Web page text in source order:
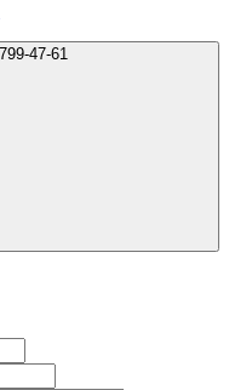
+7 (910) 799-47-61